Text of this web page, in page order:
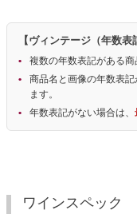
【ヴィンテージ（年数表
複数の年数表記がある商
商品名と画像の年数表記
ます。
年数表記がない場合は、
ワインスペック